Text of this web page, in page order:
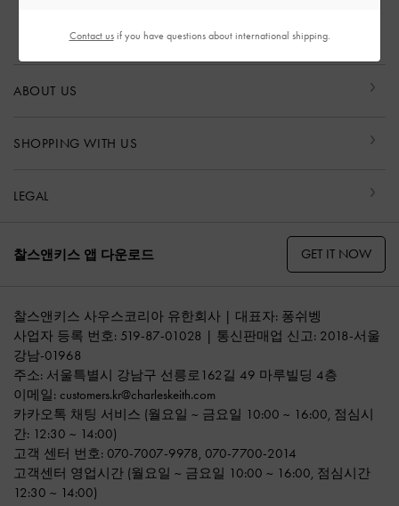
제품 관리 방법
ABOUT US
SHOPPING WITH US
LEGAL
찰스앤키스 앱 다운로드 GET IT NOW
찰스앤키스 사우스코리아 유한회사 | 대표자: 퐁쉬벵
사업자 등록 번호: 519-87-01028 | 통신판매업 신고: 2018-서울
강남-01968
주소: 서울특별시 강남구 선릉로162길 49 마루빌딩 4층
이메일: customers.kr@charleskeith.com
카카오톡 채팅 서비스 (월요일 ~ 금요일 10:00 ~ 16:00, 점심시
간: 12:30 ~ 14:00)
고객 센터 번호: 070-7007-9978, 070-7700-2014
고객센터 영업시간 (월요일 ~ 금요일 10:00 ~ 16:00, 점심시간
12:30 ~ 14:00)
Contact usif you have questions about international shipping.